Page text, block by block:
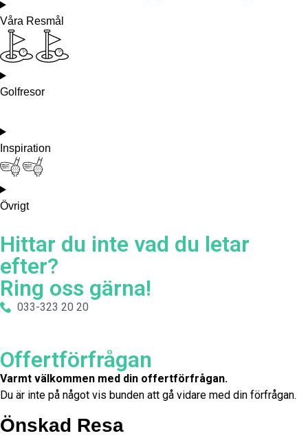
Våra Resmål
Golfresor
Inspiration
Övrigt
Hittar du inte vad du letar
efter?
Ring oss gärna!
033-323 20 20
Offertförfrågan
Varmt välkommen med din offertförfrågan.
Du är inte på något vis bunden att gå vidare med din förfrågan.
Önskad Resa